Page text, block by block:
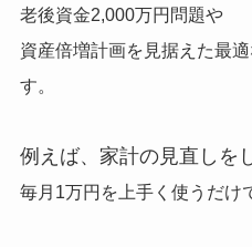
老後資金2,000万円問題や
資産倍増計画を見据えた最
す。
例えば、家計の見直しを
毎月1万円を上手く使うだけ